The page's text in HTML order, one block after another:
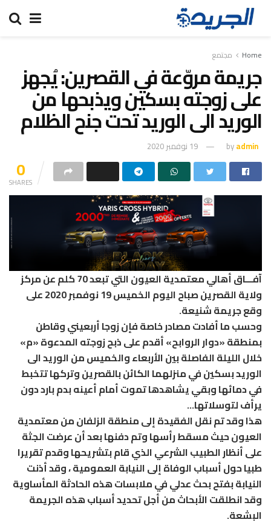
Home مجتمع
جريمة مروّعة في القصرين: يُجهز
على زوجته بسكين ويذبحها من
الوريد الى الوريد تحت جنح الظلام
byadmin 19 نوفمبر 2020
0
SHARES
آفـــاق أهالي معتمدية العيون التي تبعد 70 كلم عن مركز
ولاية القصرين صباح اليوم الخميس 19 نوفمبر 2020 على
وقع جريمة شنيعة.
وحسب ما أفادت مصادر خاصة فإن زوجا أربعيني وقاطن
بمنطقة «دوار الروابح» أقدم على ذبح زوجته المدعوة «م»
خلال الليلة الفاصلة بين الأربعاء والخميس من الوريد الى
الوريد بسكين في منزلهما الكائن بالقصرين وتركها تتخبط
في دمائها وبقي يشاهدها تموت أمام أعينه بدم بارد دون
يرأف لتوسلاتها…
هذا وقد تم نقل الفقيدة إلى منطقة الزلفان من معتمدية
العيون حيث مسقط رأسها وتم دفنها بعد أن عرضت الجثة
على أنظار الطبيب الشرعي الذي قام بتشريحها وقدم تقريرا
طبيا حول أسباب الوفاة إلى النيابة العمومية ، وقد أذنت
النيابة بفتح بحث عدلي في ملابسات هذه الحادثة المأساوية
وقد انطلقت الأبحاث من أجل تحديد أسباب هذه الجريمة
البشعة.